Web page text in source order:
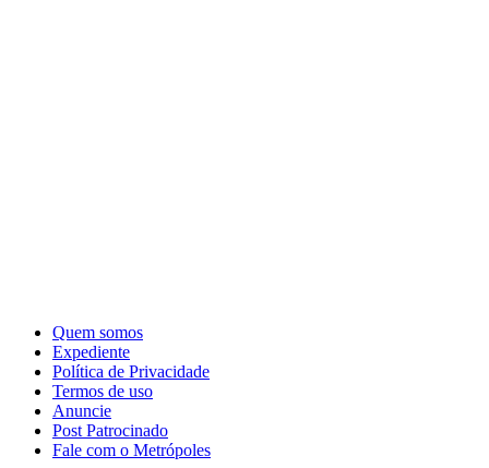
Quem somos
Expediente
Política de Privacidade
Termos de uso
Anuncie
Post Patrocinado
Fale com o Metrópoles